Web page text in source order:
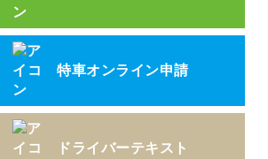
特車オンライン申請
ドライバーテキスト